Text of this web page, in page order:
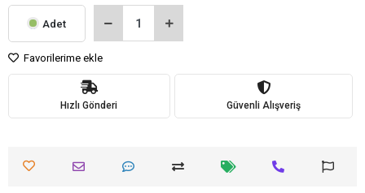
Adet
Favorilerime ekle
Hızlı Gönderi Güvenli Alışveriş